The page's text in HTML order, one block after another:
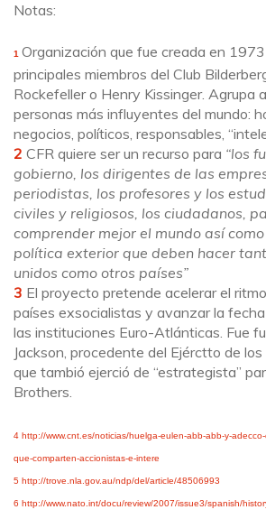
Notas:
1 Organización que fue creada en
principales miembros del Club
Rockefeller o Henry Kissinger. Agrupa
personas más influyentes del mundo:
negocios, políticos, responsables,
2 CFR quiere ser un recurso para “los
gobierno, los dirigentes de las
periodistas, los profesores y los
civiles y religiosos, los ciudadanos,
comprender mejor el mundo así
política exterior que deben hacer
unidos como otros países”
3 El proyecto pretende acelerar el
países exsocialistas y avanzar la
las instituciones Euro-Atlánticas. Fue
Jackson, procedente del Ejérctto de
que tambió ejerció de “estrategista”
Brothers.
4 http://www.cnt.es/noticias/huelga-eulen-abb-abb-y-
que-comparten-accionistas-e-intere
5 http://trove.nla.gov.au/ndp/del/article/48506993
6 http://www.nato.int/docu/review/2007/issue3/spanish/